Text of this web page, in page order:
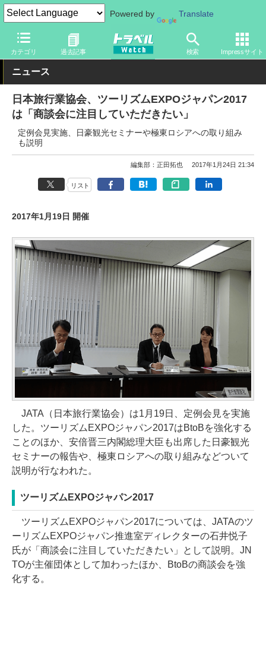
Powered by Translate
カテゴリ 過去記事 検索 Impressサイト
トラベル Watch 地域 海外旅行 オセアニア
ニュース
日本旅行業協会、ツーリズムEXPOジャパン2017
は「商談会に注目していただきたい」
定例会見実施、日豪観光セミナーや極東ロシアへの取り組み
も説明
編集部：正田拓也 2017年1月24日 21:34
リスト
2017年1月19日 開催
JATA（日本旅行業協会）は1月19日、定例会見を実施
した。ツーリズムEXPOジャパン2017はBtoBを強化する
ことのほか、安倍晋三内閣総理大臣も出席した日豪観光
セミナーの報告や、極東ロシアへの取り組みなどついて
説明が行なわれた。
ツーリズムEXPOジャパン2017
ツーリズムEXPOジャパン2017については、JATAのツ
ーリズムEXPOジャパン推進室ディレクターの石井悦子
氏が「商談会に注目していただきたい」として説明。JN
TOが主催団体として加わったほか、BtoBの商談会を強
化する。